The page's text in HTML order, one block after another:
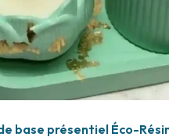
base présentiel Éco-